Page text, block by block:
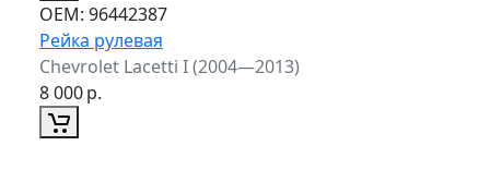
ОЕМ: 96442387
Рейка рулевая
Chevrolet Lacetti I (2004—2013)
8 000р.